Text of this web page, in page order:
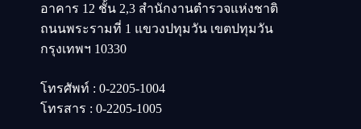
อาคาร 12 ชั้น 2,3 สำนักงานตำรวจแห่งชาติ
ถนนพระรามที่ 1 แขวงปทุมวัน เขตปทุมวัน
กรุงเทพฯ 10330
โทรศัพท์ : 0-2205-1004
โทรสาร : 0-2205-1005